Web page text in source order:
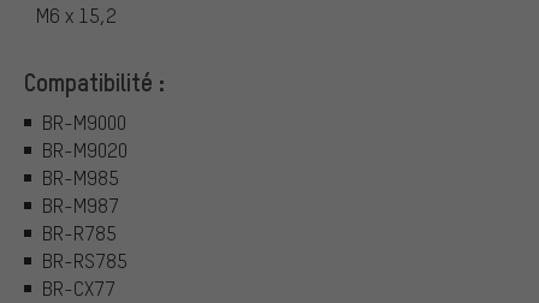
M6 x 15,2
Compatibilité :
BR-M9000
BR-M9020
BR-M985
BR-M987
BR-R785
BR-RS785
BR-CX77